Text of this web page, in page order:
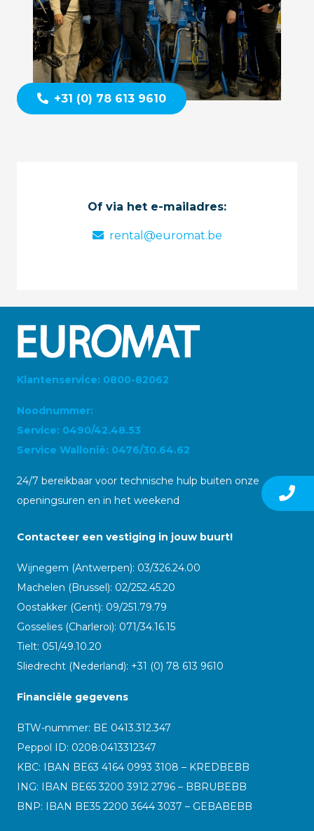
+31 (0) 78 613 9610
Of via het e-mailadres:
rental@euromat.be
Klantenservice: 0800-82062
Noodnummer:
Service: 0490/42.48.53
Service Wallonië: 0476/30.64.62
24/7 bereikbaar voor technische hulp buiten onze
openingsuren en in het weekend
Contacteer een vestiging in jouw buurt!
Wijnegem (Antwerpen): 03/326.24.00
Machelen (Brussel): 02/252.45.20
Oostakker (Gent): 09/251.79.79
Gosselies (Charleroi): 071/34.16.15
Tielt: 051/49.10.20
Sliedrecht (Nederland): +31 (0) 78 613 9610
Financiële gegevens
BTW-nummer: BE 0413.312.347
Peppol ID: 0208:0413312347
KBC: IBAN BE63 4164 0993 3108 – KREDBEBB
ING: IBAN BE65 3200 3912 2796 – BBRUBEBB
BNP: IBAN BE35 2200 3644 3037 – GEBABEBB